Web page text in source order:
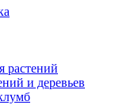
растений
и деревьев